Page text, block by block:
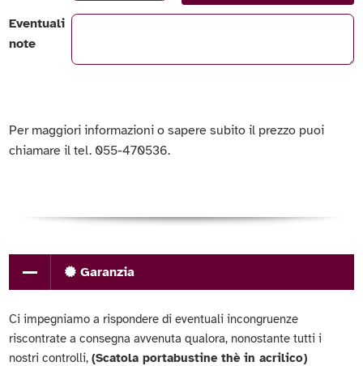
Eventuali
note
Per maggiori informazioni o sapere subito il prezzo puoi
chiamare il tel. 055-470536.
Garanzia
Ci impegniamo a rispondere di eventuali incongruenze
riscontrate a consegna avvenuta qualora, nonostante tutti i
nostri controlli,(Scatola portabustine thè in acrilico)